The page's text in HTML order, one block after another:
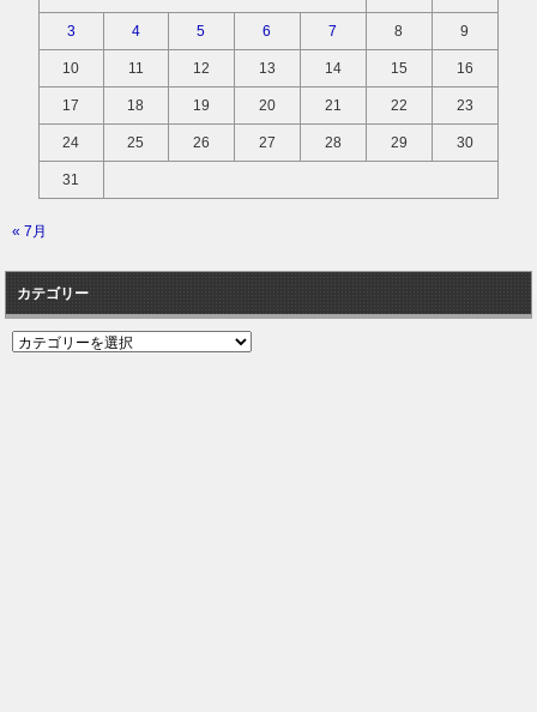
3 4 5 6 7 8 9
10 11 12 13 14 15 16
17 18 19 20 21 22 23
24 25 26 27 28 29 30
31
« 7月
カテゴリー
カ